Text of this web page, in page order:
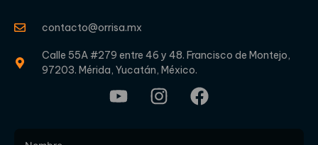
contacto@orrisa.mx
Calle 55A #279 entre 46 y 48. Francisco de Montejo,
97203. Mérida, Yucatán, México.